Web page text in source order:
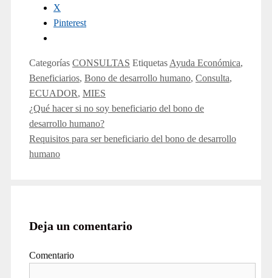
X
Pinterest
Categorías CONSULTAS Etiquetas Ayuda Económica,
Beneficiarios, Bono de desarrollo humano, Consulta,
ECUADOR, MIES
¿Qué hacer si no soy beneficiario del bono de
desarrollo humano?
Requisitos para ser beneficiario del bono de desarrollo
humano
Deja un comentario
Comentario